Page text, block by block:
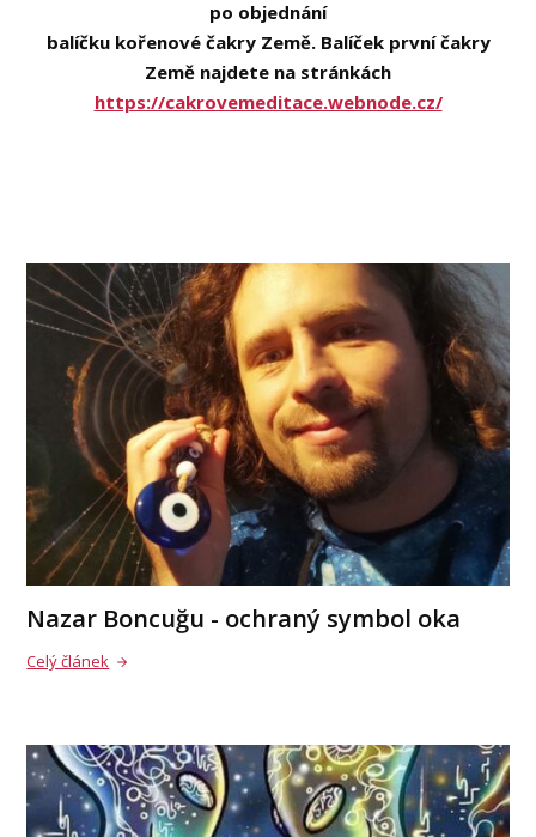
po objednání
balíčku kořenové čakry Země. Balíček první čakry
Země najdete na stránkách
https://cakrovemeditace.webnode.cz/
Nazar Boncuğu - ochraný symbol oka
Celý článek